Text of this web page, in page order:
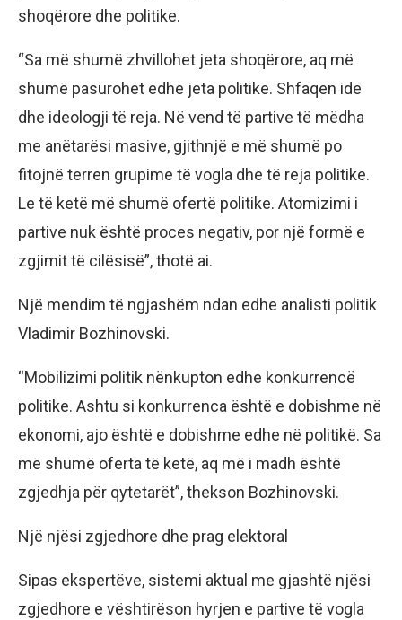
shoqërore dhe politike.
“Sa më shumë zhvillohet jeta shoqërore, aq më
shumë pasurohet edhe jeta politike. Shfaqen ide
dhe ideologji të reja. Në vend të partive të mëdha
me anëtarësi masive, gjithnjë e më shumë po
fitojnë terren grupime të vogla dhe të reja politike.
Le të ketë më shumë ofertë politike. Atomizimi i
partive nuk është proces negativ, por një formë e
zgjimit të cilësisë”, thotë ai.
Një mendim të ngjashëm ndan edhe analisti politik
Vladimir Bozhinovski.
“Mobilizimi politik nënkupton edhe konkurrencë
politike. Ashtu si konkurrenca është e dobishme në
ekonomi, ajo është e dobishme edhe në politikë. Sa
më shumë oferta të ketë, aq më i madh është
zgjedhja për qytetarët”, thekson Bozhinovski.
Një njësi zgjedhore dhe prag elektoral
Sipas ekspertëve, sistemi aktual me gjashtë njësi
zgjedhore e vështirëson hyrjen e partive të vogla